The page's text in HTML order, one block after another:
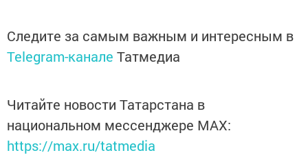
Следите за самым важным и интересным в
Telegram-канале Татмедиа
Читайте новости Татарстана в
национальном мессенджере MАХ:
https://max.ru/tatmedia